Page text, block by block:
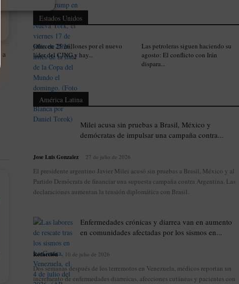
a
Estados Unidos
Ofrecen 25 millones por el nuevo
líder del CJNG y hay...
Las petroleras siguen haciendo su
agosto: El conflicto con Irán
dispara...
América Latina
Milei acusa sin pruebas a Brasil, México y
demócratas de impulsar una campaña contra...
Jose Luis Gonzalez 27 de julio de 2026
El presidente argentino Javier Milei acusó sin pruebas a Brasil, México y al
Partido Demócrata de financiar una supuesta campaña contra Argentina. Las
declaraciones aumentan la tensión diplomática con Brasil.
Enfermedades crónicas y diarrea van en aumento
en comunidades afectadas por los sismos en...
Redacción - 10 de julio de 2026
Dos semanas después de los terremotos en Venezuela, médicos reportan un
incremento de enfermedades diarreicas, afecciones cutáneas y pacientes con